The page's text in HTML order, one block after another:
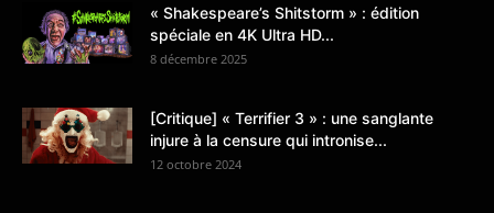
« Shakespeare’s Shitstorm » : édition
spéciale en 4K Ultra HD...
8 décembre 2025
[Critique] « Terrifier 3 » : une sanglante
injure à la censure qui intronise...
12 octobre 2024